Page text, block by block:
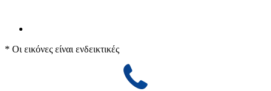
* Οι εικόνες είναι ενδεικτικές